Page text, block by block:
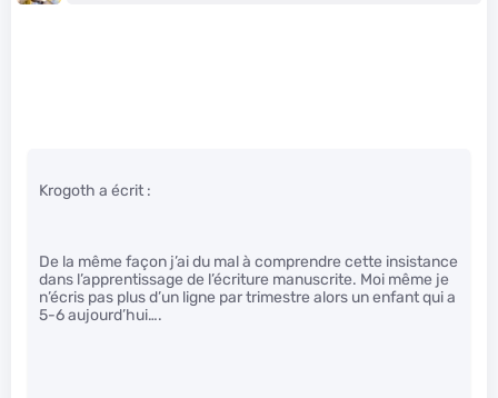
Krogoth a écrit :
De la même façon j’ai du mal à comprendre cette insistance
dans l’apprentissage de l’écriture manuscrite. Moi même je
n’écris pas plus d’un ligne par trimestre alors un enfant qui a
5-6 aujourd’hui….